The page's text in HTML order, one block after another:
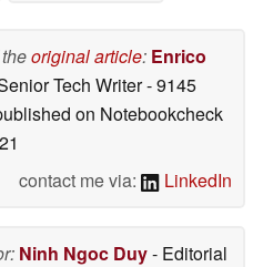
original article: Enrico
Tech Writer- 9145
on Notebookcheck
contact me via:
LinkedIn
Ninh Ngoc Duy- Editorial